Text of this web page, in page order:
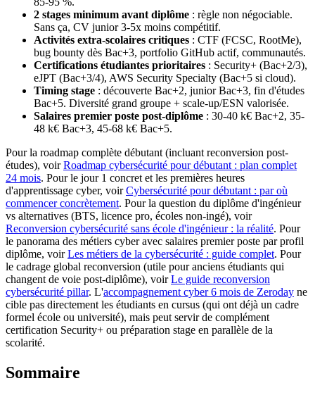
2 stages minimum avant diplôme : règle non négociable.
Sans ça, CV junior 3-5x moins compétitif.
Activités extra-scolaires critiques : CTF (FCSC, RootMe),
bug bounty dès Bac+3, portfolio GitHub actif, communautés.
Certifications étudiantes prioritaires : Security+ (Bac+2/3),
eJPT (Bac+3/4), AWS Security Specialty (Bac+5 si cloud).
Timing stage : découverte Bac+2, junior Bac+3, fin d'études
Bac+5. Diversité grand groupe + scale-up/ESN valorisée.
Salaires premier poste post-diplôme : 30-40 k€ Bac+2, 35-
48 k€ Bac+3, 45-68 k€ Bac+5.
Pour la roadmap complète débutant (incluant reconversion post-
études), voirRoadmap cybersécurité pour débutant : plan complet
24 mois. Pour le jour 1 concret et les premières heures
d'apprentissage cyber, voirCybersécurité pour débutant : par où
commencer concrètement. Pour la question du diplôme d'ingénieur
vs alternatives (BTS, licence pro, écoles non-ingé), voir
Reconversion cybersécurité sans école d'ingénieur : la réalité. Pour
le panorama des métiers cyber avec salaires premier poste par profil
diplôme, voirLes métiers de la cybersécurité : guide complet. Pour
le cadrage global reconversion (utile pour anciens étudiants qui
changent de voie post-diplôme), voirLe guide reconversion
cybersécurité pillar. L'accompagnement cyber 6 mois de Zeroday ne
cible pas directement les étudiants en cursus (qui ont déjà un cadre
formel école ou université), mais peut servir de complément
certification Security+ ou préparation stage en parallèle de la
scolarité.
Sommaire